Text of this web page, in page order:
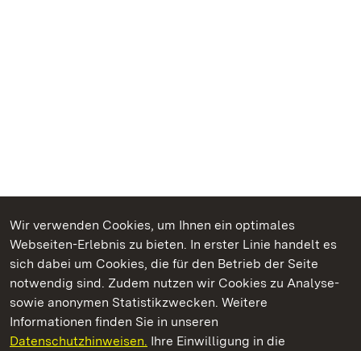
Wir verwenden Cookies, um Ihnen ein optimales
Webseiten-Erlebnis zu bieten. In erster Linie handelt es
sich dabei um Cookies, die für den Betrieb der Seite
notwendig sind. Zudem nutzen wir Cookies zu Analyse-
sowie anonymen Statistikzwecken. Weitere
Informationen finden Sie in unseren
Datenschutzhinweisen. Ihre Einwilligung in die
Kommen. Staunen. Genießen.
Staatliche Schlösser und Gärten Baden‑Württemberg